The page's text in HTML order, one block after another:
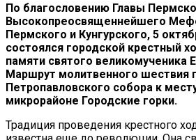
По благословению Главы
Высокопреосвященнейшего
Пермского и Кунгурского, 5
состоялся городской крестный
памяти святого великомученика
Маршрут молитвенного шествия
Петропавловского собора к
микрорайоне Городские горки.
Традиция проведения крестного